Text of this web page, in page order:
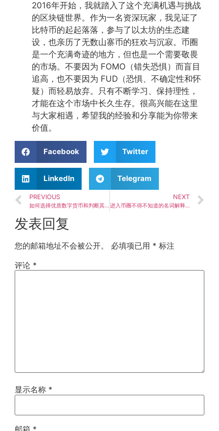
2016年开始，我就踏入了这个充满机遇与挑战
的区块链世界。作为一名资深玩家，我见证了
比特币的起起落落，参与了以太坊的生态建
设，也亲历了无数山寨币的狂欢与沉寂。币圈
是一个充满奇迹的地方，但也是一个需要敬畏
的市场。不要因为 FOMO（错失恐惧）而盲目
追高，也不要因为 FUD（恐惧、不确定性和怀
疑）而轻易放弃。只有不断学习、保持理性，
才能在这个市场中长久生存。很高兴能在这里
与大家相遇，希望我的经验和分享能为你带来
价值。
Facebook Twitter
LinkedIn Telegram
PREVIOUS
如何选择优质数字货币和判断其价值
NEXT
进入币圈不得不知道的名词解释（小白必看）
发表回复
您的邮箱地址不会被公开。 必填项已用 * 标注
评论 *
显示名称 *
邮箱 *